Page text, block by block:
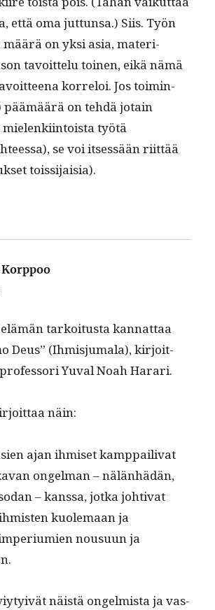
että oma jut­tun­sa.) Siis. Työn
on yksi asia, mate­ri­
tavoit­telu toinen, eikä nämä
kor­reloi. Jos toimin­
päämäärä on tehdä jotain
mie­lenki­in­toista työtä
se voi itsessään riit­tää
toissijaisia).
Korppoo
tarkoi­tus­ta kan­nat­taa
Deus” (Ihmisju­mala), kir­joit­
Yuval Noah Harari.
näin:
ajan ihmiset kamp­paili­vat
ongel­man – nälän­hädän,
– kanssa, jot­ka johti­vat
kuole­maan ja
nousu­un ja
näistä ongelmista ja vas­